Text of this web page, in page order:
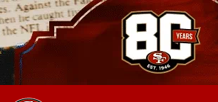
Skip
to
main
content